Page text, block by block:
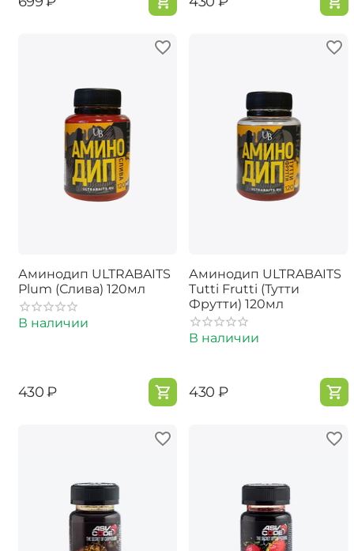
Аминодип ULTRABAITS
Plum (Слива) 120мл
В наличии
‍430‍ ₽
Аминодип ULTRABAITS
Tutti Frutti (Тутти
Фрутти) 120мл
В наличии
‍430‍ ₽